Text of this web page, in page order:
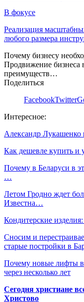
В фокусе
Реализация
любого размера
Почему бизнесу
Продвижение бизнеса
преимуществ…
Поделиться
FacebookTwitter
Интересное:
Александр Лукашенко
Как дешевле купить и
Почему в Беларуси в
…
Летом Гродно ждет
Известна…
Кондитерские
Сносим и
старые постройки в
Почему новые лифты в
через несколько лет
Сегодня христиане
Христово